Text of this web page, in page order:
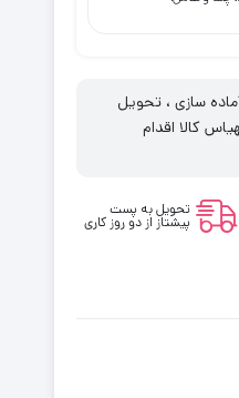
سازی ، تحویل
کالا اقدام
تحویل به پست
پیشتاز از دو روز کاری